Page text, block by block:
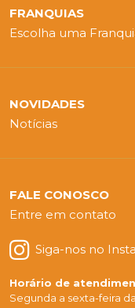
FRANQUIAS
Escolha uma
NOVIDADES
Notícias
FALE CONOSCO
Entre em contato
Siga-nos no
Horário de
Segunda a sexta-feira